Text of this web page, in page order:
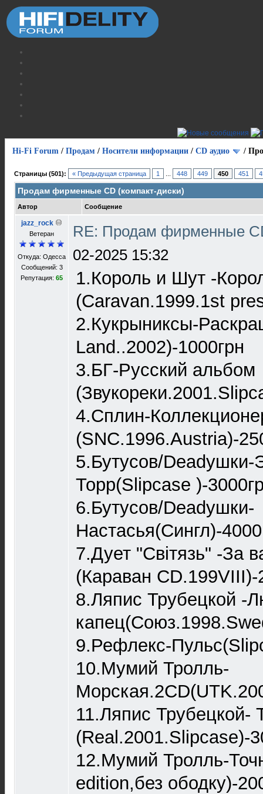
Hi-Fi Forum / Продам / Носители информации / СD аудио /
Страницы (501): « Предыдущая страница 1 448 449 450 451
Продам фирменные CD (компакт-диски)
Автор Сообщение
jazz_rock
Ветеран
Откуда: Одесса
Сообщений: 3
Репутация: 65
RE: Продам фирменные
02-2025 15:32
1.Король и Шут -
(Caravan.1999.1st
2.Кукрыниксы-
Land..2002)-1000грн
3.БГ-Русский альбом
4.Сплин-
(SNC.1996.Austria)-
5.Бутусов/Deadушки-
Торр(Slipcase )-
6.Бутусов/Deadушки-
Настасья(Сингл)-
7.Дует "Світязь" -За
(Караван CD.199VIII)-
8.Ляпис Трубецкой -
9.Рефлекс-
10.Мумий Тролль-
11.Ляпис Трубецкой-
(Real.2001.Slipcase)-
12.Мумий Тролль-
edition,без ободку)-